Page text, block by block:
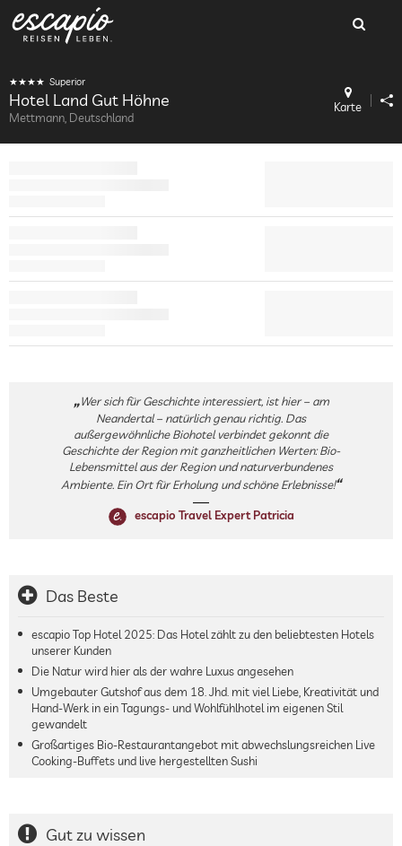
Superior
Hotel Land Gut Höhne
Mettmann, Deutschland
Karte
Wer sich für Geschichte interessiert, ist hier – am
Neandertal – natürlich genau richtig. Das
außergewöhnliche Biohotel verbindet gekonnt die
Geschichte der Region mit ganzheitlichen Werten: Bio-
Lebensmittel aus der Region und naturverbundenes
Ambiente. Ein Ort für Erholung und schöne Erlebnisse!
escapio Travel Expert Patricia
Das Beste
escapio Top Hotel 2025: Das Hotel zählt zu den beliebtesten Hotels
unserer Kunden
Die Natur wird hier als der wahre Luxus angesehen
Umgebauter Gutshof aus dem 18. Jhd. mit viel Liebe, Kreativität und
Hand-Werk in ein Tagungs- und Wohlfühlhotel im eigenen Stil
gewandelt
Großartiges Bio-Restaurantangebot mit abwechslungsreichen Live
Cooking-Buffets und live hergestellten Sushi
Gut zu wissen